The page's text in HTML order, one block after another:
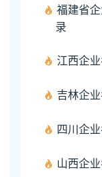
福建省
录
江西企
吉林企
四川企
山西企